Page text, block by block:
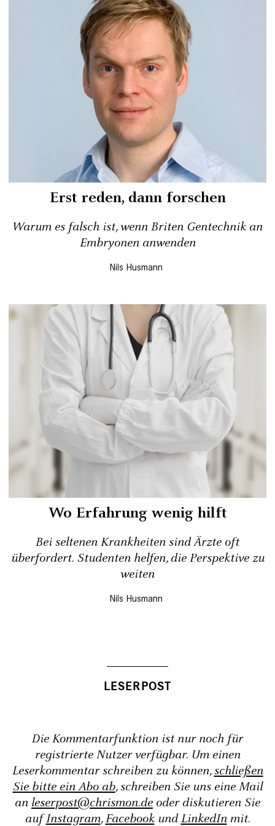
Erst reden, dann forschen
Warum es falsch ist, wenn Briten Gentechnik an
Embryonen anwenden
Nils Husmann
Wo Erfahrung wenig hilft
Bei seltenen Krankheiten sind Ärzte oft
überfordert. Studenten helfen, die Perspektive zu
weiten
Nils Husmann
Die Kommentarfunktion ist nur noch für
registrierte Nutzer verfügbar. Um einen
Leserkommentar schreiben zu können,schließen
Sie bitte ein Abo ab, schreiben Sie uns eine Mail
an leserpost@chrismon.de oder diskutieren Sie
aufInstagram,FacebookundLinkedInmit.